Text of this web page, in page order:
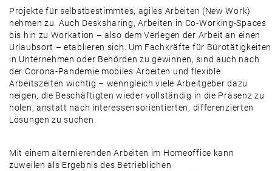
Projekte für selbstbestimmtes, agiles Arbeiten (New Work)
nehmen zu. Auch Desksharing, Arbeiten in Co-Working-Spaces
bis hin zu Workation – also dem Verlegen der Arbeit an einen
Urlaubsort – etablieren sich. Um Fachkräfte für Bürotätigkeiten
in Unternehmen oder Behörden zu gewinnen, sind auch nach
der Corona-Pandemie mobiles Arbeiten und flexible
Arbeitszeiten wichtig – wenngleich viele Arbeitgeber dazu
neigen, die Beschäftigten wieder vollständig in die Präsenz zu
holen, anstatt nach interessensorientierten, ­differenzierten
Lösungen zu suchen.
Mit einem alternierenden Arbeiten im Homeoffice kann
zuweilen als Ergebnis des Betrieblichen